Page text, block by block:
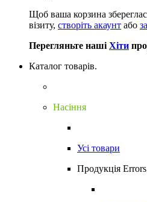
Щоб ваша корзина
візиту, створіть акаунт або
Перегляньте наші Хіти
Каталог товарів.
Насіння
Усі товари
Продукція Errors